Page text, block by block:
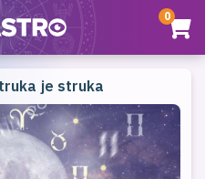
0
je struka